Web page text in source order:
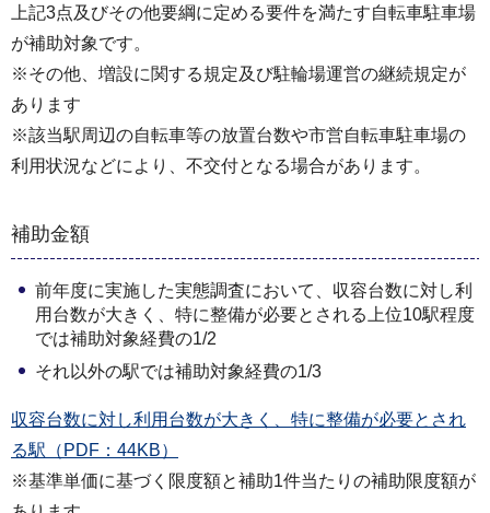
上記3点及びその他要綱に定める要件を満たす自転車駐車場
が補助対象です。
※その他、増設に関する規定及び駐輪場運営の継続規定が
あります
※該当駅周辺の自転車等の放置台数や市営自転車駐車場の
利用状況などにより、不交付となる場合があります。
補助金額
前年度に実施した実態調査において、収容台数に対し利
用台数が大きく、特に整備が必要とされる上位10駅程度
では補助対象経費の1/2
それ以外の駅では補助対象経費の1/3
収容台数に対し利用台数が大きく、特に整備が必要とされ
る駅（PDF：44KB）
※基準単価に基づく限度額と補助1件当たりの補助限度額が